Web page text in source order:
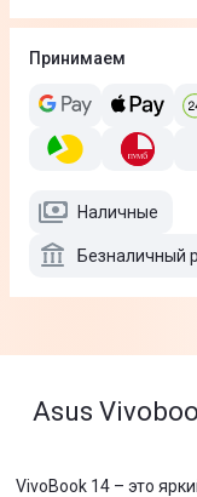
Принимаем
Наличные
Безналичный
Asus
VivoBook 14 – это